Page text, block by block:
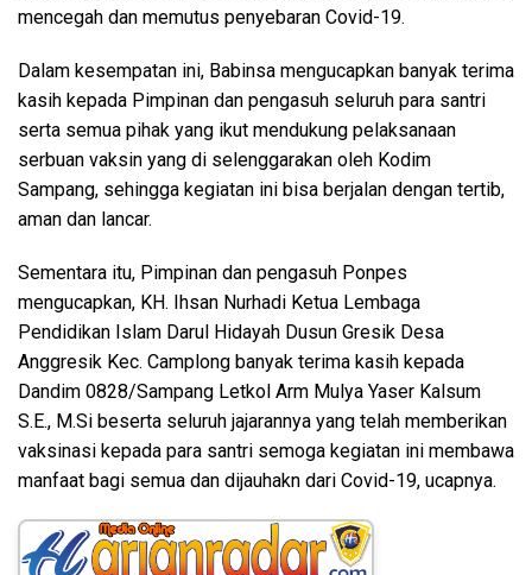
mencegah dan memutus penyebaran Covid-19.
Dalam kesempatan ini, Babinsa mengucapkan banyak terima
kasih kepada Pimpinan dan pengasuh seluruh para santri
serta semua pihak yang ikut mendukung pelaksanaan
serbuan vaksin yang di selenggarakan oleh Kodim
Sampang, sehingga kegiatan ini bisa berjalan dengan tertib,
aman dan lancar.
Sementara itu, Pimpinan dan pengasuh Ponpes
mengucapkan, KH. Ihsan Nurhadi Ketua Lembaga
Pendidikan Islam Darul Hidayah Dusun Gresik Desa
Anggresik Kec. Camplong banyak terima kasih kepada
Dandim 0828/Sampang Letkol Arm Mulya Yaser Kalsum
S.E., M.Si beserta seluruh jajarannya yang telah memberikan
vaksinasi kepada para santri semoga kegiatan ini membawa
manfaat bagi semua dan dijauhakn dari Covid-19, ucapnya.